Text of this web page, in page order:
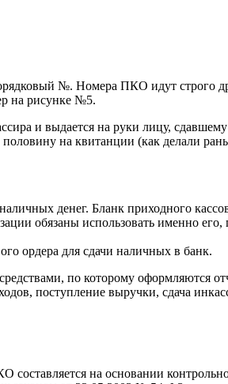
№. Номера ПКО идут строго
на рисунке №5.
и выдается на руки лицу,
на квитанции (как делали
денег. Бланк приходного
обязаны использовать именно
ордера для сдачи наличных в банк.
по которому оформляются
поступление выручки, сдача
на основании